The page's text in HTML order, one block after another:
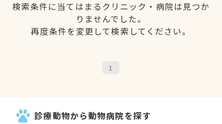
検索条件に当てはまるクリニック・病院は見つか
りませんでした。
再度条件を変更して検索してください。
1
診療動物から動物病院を探す